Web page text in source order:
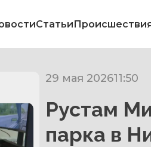
Статьи
29 мая 202611:50
Рустам
парка в